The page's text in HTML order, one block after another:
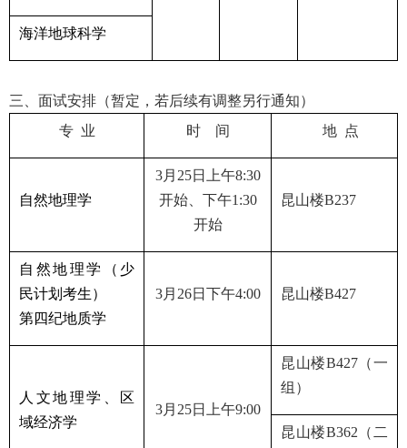
海洋地球科学
三、面试安排（暂定，若后续有调整另行通知）
专 业
时 间 地 点
自然地理学
3月 25日上午8:30
开始、下午1:30
开始
昆山楼B237
自然地理学（少
民计划考生）
第四纪地质学
3月 26日下午4:00 昆山楼B427
人文地理学、区
域经济学
3月 25日上午9:00
昆山楼B427（一
组）
昆山楼B362 （二